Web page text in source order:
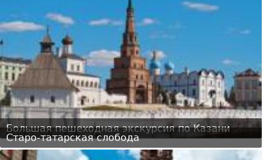
Большая пешеходная экскурсия по Казани
Старо-татарская слобода